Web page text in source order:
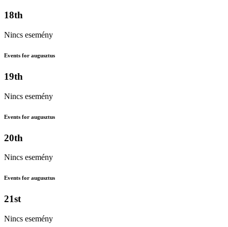
18th
Nincs esemény
Events for augusztus
19th
Nincs esemény
Events for augusztus
20th
Nincs esemény
Events for augusztus
21st
Nincs esemény